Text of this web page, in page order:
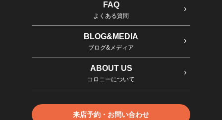
FAQ
よくある質問
BLOG&MEDIA
ブログ&メディア
ABOUT US
コロニーについて
来店予約・お問い合わせ